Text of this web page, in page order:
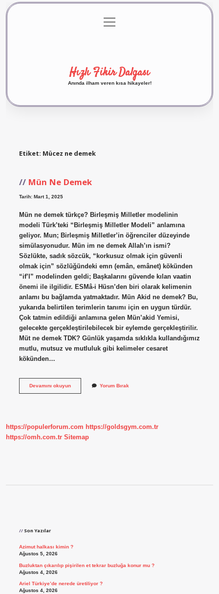
Gizlilik Politikası
menüyü
aç
Hızlı Fikir Dalgası
Anında ilham veren kısa hikayeler!
Etiket: Mücez ne demek
Mün Ne Demek
Tarih: Mart 1, 2025
Mün ne demek türkçe? Birleşmiş Milletler modelinin
modeli Türk’teki “Birleşmiş Milletler Modeli” anlamına
geliyor. Mun; Birleşmiş Milletler’in öğrenciler düzeyinde
simülasyonudur. Mün im ne demek Allah’ın ismi?
Sözlükte, sadık sözcük, “korkusuz olmak için güvenli
olmak için” sözlüğündeki emn (emân, emânet) kökünden
“if’l” modelinden geldi; Başkalarını güvende kılan vaatin
önemi ile ilgilidir. ESMâ-i Hüsn’den biri olarak kelimenin
anlamı bu bağlamda yatmaktadır. Mün Akid ne demek? Bu,
yukarıda belirtilen terimlerin tanımı için en uygun türdür.
Çok tatmin edildiği anlamına gelen Mün’akid Yemisi,
gelecekte gerçekleştirilebilecek bir eylemde gerçekleştirilir.
Müt ne demek TDK? Günlük yaşamda sıklıkla kullandığımız
mutlu, mutsuz ve mutluluk gibi kelimeler cesaret
kökünden…
Devamını okuyunMün
Yorum Bırak
https://populerforum.com https://goldsgym.com.tr
https://omh.com.tr Sitemap
Son Yazılar
Azimut halkası kimin ?
Ağustos 5, 2026
Buzluktan çıkarılıp pişirilen et tekrar buzluğa konur mu ?
Ağustos 4, 2026
Ariel Türkiye’de nerede üretiliyor ?
Ağustos 4, 2026